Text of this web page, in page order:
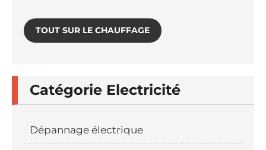
TOUT SUR LE CHAUFFAGE
Catégorie Electricité
Dépannage électrique